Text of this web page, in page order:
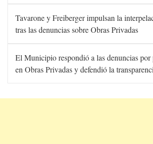
Tavarone y Freiberger impulsan la
tras las denuncias sobre Obras Privadas
El Municipio respondió a las denuncias por
en Obras Privadas y defendió la